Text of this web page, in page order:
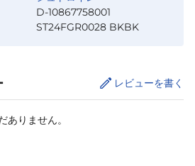
D-10867758001
ST24FGR0028 BKBK
レビューを書く
ありません。